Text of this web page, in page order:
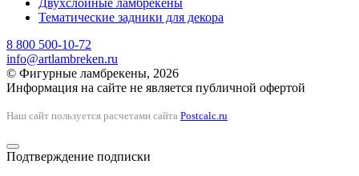
Тематические задники для декора
8 800 500-10-72
info@artlambreken.ru
© Фигурные ламбрекены, 2026
Информация на сайте не является публичной офертой
Наш сайт пользуется расчетами сайта Postcalc.ru
Подтверждение подписки